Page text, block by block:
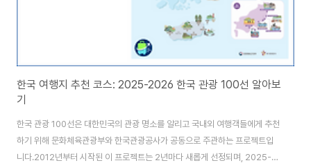
한국 여행지 추천 코스: 2025-2026 한국 관광 100선 알아보
기
한국 관광 100선은 대한민국의 관광 명소를 알리고 국내외 여행객들에게 추천
하기 위해 문화체육관광부와 한국관광공사가 공동으로 주관하는 프로젝트입
니다.2012년부터 시작된 이 프로젝트는 2년마다 새롭게 선정되며, 2025-